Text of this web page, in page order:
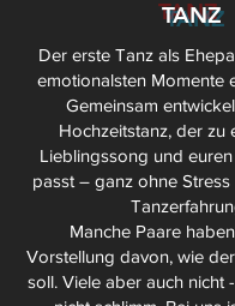
TANZ
Der erste Tanz als
emotionalsten Momente
Gemeinsam
Hochzeitstanz, der zu
Lieblingssong und
passt – ganz ohne
Manche Paare
Vorstellung davon, wie
soll. Viele aber auch nicht